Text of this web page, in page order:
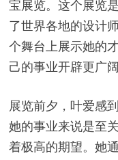
宝展览。这个展览
了世界各地的设计
个舞台上展示她的
己的事业开辟更广阔
展览前夕，叶爱感
她的事业来说是至
着极高的期望。她